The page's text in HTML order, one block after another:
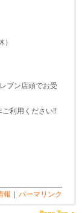
ブン店頭でお受
ご利用ください!!
報 | パーマリンク